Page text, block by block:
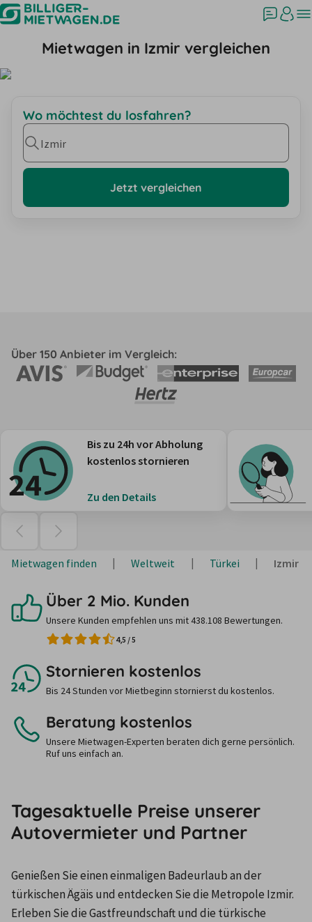
Mietwagen in Izmir vergleichen
Wo möchtest du losfahren?
Izmir
Jetzt vergleichen
Über 150 Anbieter im Vergleich:
Bis zu 24h vor Abholung
kostenlos stornieren
Zu den Details
Mietwagen finden Weltweit Türkei Izmir
Über 2 Mio. Kunden
Unsere Kunden empfehlen uns mit 438.108 Bewertungen.
4,5 /5
Stornieren kostenlos
Bis 24 Stunden vor Mietbeginn stornierst du kostenlos.
Beratung kostenlos
Unsere Mietwagen-Experten beraten dich gerne persönlich.
Ruf uns einfach an.
Tagesaktuelle Preise unserer
Autovermieter und Partner
Genießen Sie einen einmaligen Badeurlaub an der
türkischen Ägäis und entdecken Sie die Metropole Izmir.
Erleben Sie die Gastfreundschaft und die türkische